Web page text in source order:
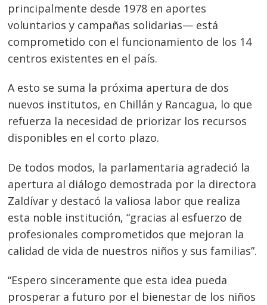
principalmente desde 1978 en aportes
voluntarios y campañas solidarias— está
comprometido con el funcionamiento de los 14
centros existentes en el país.
A esto se suma la próxima apertura de dos
nuevos institutos, en Chillán y Rancagua, lo que
refuerza la necesidad de priorizar los recursos
disponibles en el corto plazo.
De todos modos, la parlamentaria agradeció la
apertura al diálogo demostrada por la directora
Zaldívar y destacó la valiosa labor que realiza
esta noble institución, “gracias al esfuerzo de
profesionales comprometidos que mejoran la
calidad de vida de nuestros niños y sus familias”.
“Espero sinceramente que esta idea pueda
prosperar a futuro por el bienestar de los niños